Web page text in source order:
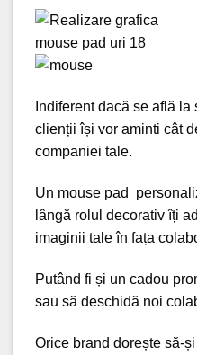
Indiferent dacă se află
clienții își vor aminti cât
companiei tale.
Un mouse pad
lângă rolul decorativ îți
imaginii tale în fața
Putând fi și un cadou
sau să deschidă noi
Orice brand dorește să-